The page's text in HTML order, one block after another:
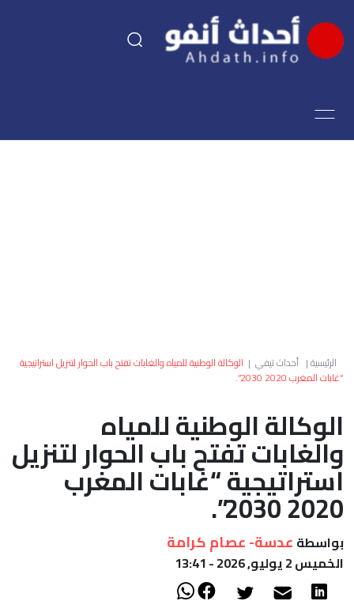
اقتصاد
العالم
الصحراء
الرئيسية| أحداث تيفي | الوكالة الوطنية للمياه والغابات تفتح باب الحوار لتنزيل استراتيجية
“غابات المغرب 2020 2030”.
الوكالة الوطنية للمياه
والغابات تفتح باب الحوار لتنزيل
استراتيجية “غابات المغرب
2020 2030”.
بواسطة عدسة- عصام كرامة
الخميس 2 يوليو, 2026 - 13:41